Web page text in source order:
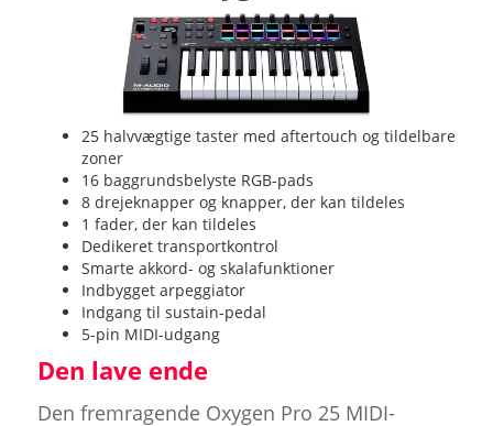
25 halvvægtige taster med aftertouch og tildelbare
zoner
16 baggrundsbelyste RGB-pads
8 drejeknapper og knapper, der kan tildeles
1 fader, der kan tildeles
Dedikeret transportkontrol
Smarte akkord- og skalafunktioner
Indbygget arpeggiator
Indgang til sustain-pedal
5-pin MIDI-udgang
Den lave ende
Den fremragende Oxygen Pro 25 MIDI-